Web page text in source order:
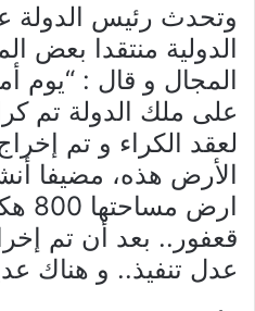
وتحدث رئيس الدولة
الدولية منتقدا بعض
المجال و قال :
على ملك الدولة تم
لعقد الكراء و تم
الأرض هذه، مضيفا
ارض
قعفور.. بعد أن تم
عدل تنفيذ.. و هناك